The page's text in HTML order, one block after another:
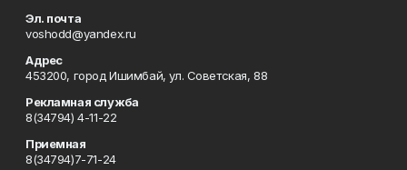
Эл. почта
voshodd@yandex.ru
Адрес
453200, город Ишимбай, ул. Советская, 88
Рекламная служба
8(34794) 4-11-22
Приемная
8(34794)7-71-24